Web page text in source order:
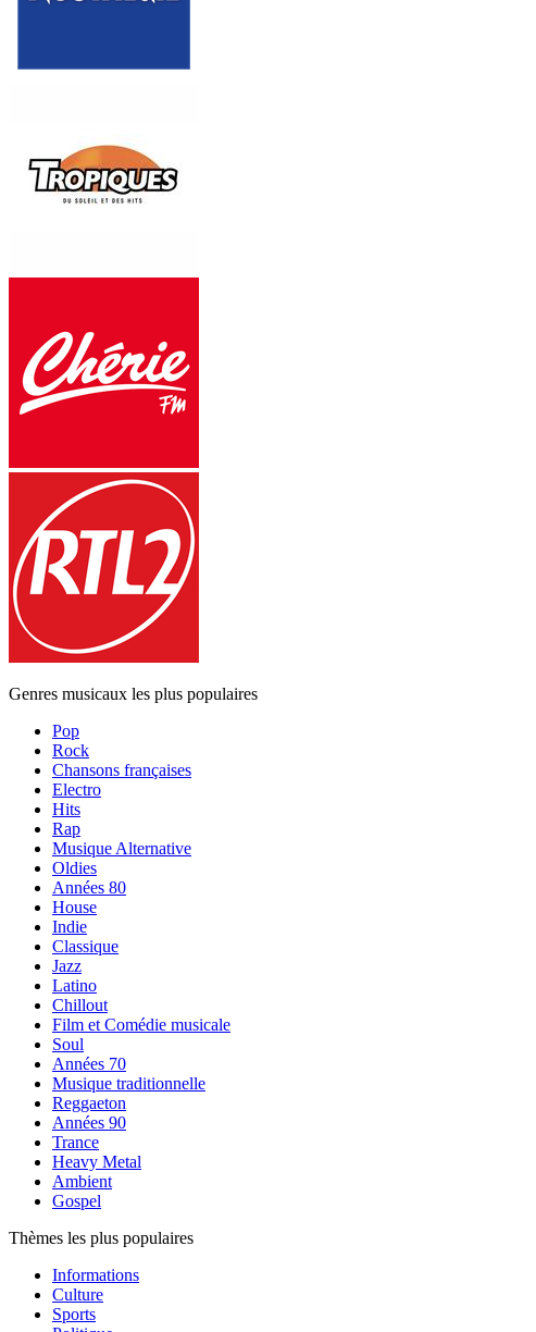
Genres musicaux les plus populaires
Pop
Rock
Chansons françaises
Electro
Hits
Rap
Musique Alternative
Oldies
Années 80
House
Indie
Classique
Jazz
Latino
Chillout
Film et Comédie musicale
Soul
Années 70
Musique traditionnelle
Reggaeton
Années 90
Trance
Heavy Metal
Ambient
Gospel
Thèmes les plus populaires
Informations
Culture
Sports